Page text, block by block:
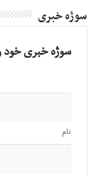
سوژه خبری
سوژه خبری خود
نام